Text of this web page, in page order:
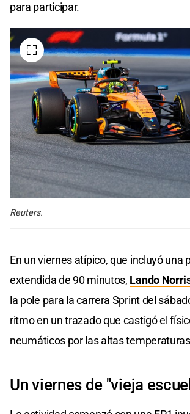
para participar.
Reuters.
En un viernes atípico, que incluyó una
extendida de 90 minutos, Lando
la pole para la carrera Sprint del
ritmo en un trazado que castigó el
neumáticos por las altas
​Un viernes de "vieja